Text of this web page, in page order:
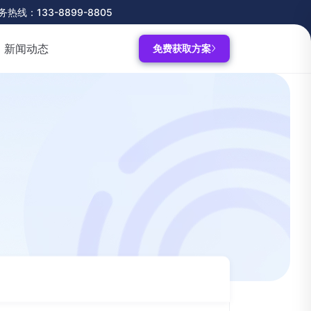
热线：133-8899-8805
新闻动态 免费获取方案